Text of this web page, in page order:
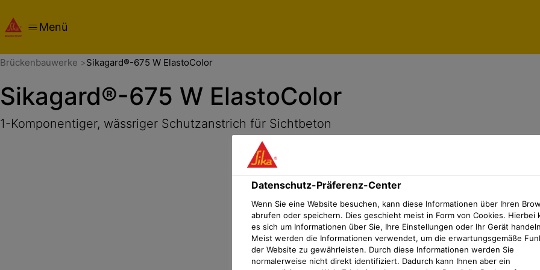
Menü
Brückenbauwerke Sikagard®-675 W ElastoColor
Sikagard®-675 W ElastoColor
1-Komponentiger, wässriger Schutzanstrich für Sichtbeton
Datenschutz-Präferenz-Center
Wenn Sie eine Website besuchen, kann diese Informationen über Ihren
abrufen oder speichern. Dies geschieht meist in Form von Cookies. Hierbei
es sich um Informationen über Sie, Ihre Einstellungen oder Ihr Gerät
Meist werden die Informationen verwendet, um die erwartungsgemäße
der Website zu gewährleisten. Durch diese Informationen werden Sie
normalerweise nicht direkt identifiziert. Dadurch kann Ihnen aber ein
ÜbersichtProduktdetailsAnwendungDokumenteFAQsDatenschutz-Präferenz-Center